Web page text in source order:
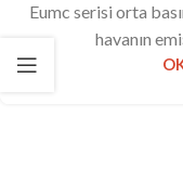
Eumc serisi orta
havanın